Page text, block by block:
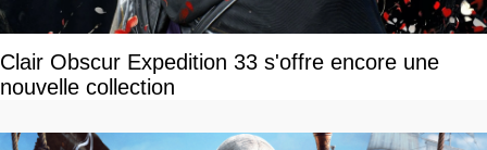
Clair Obscur Expedition 33 s'offre encore une
nouvelle collection